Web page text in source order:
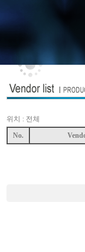
위치 : 전체
No.